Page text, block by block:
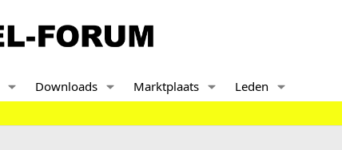
Downloads Marktplaats Leden